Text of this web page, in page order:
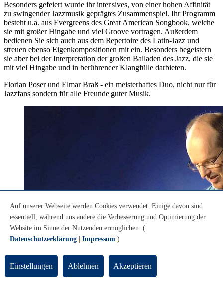
Besonders gefeiert wurde ihr intensives, von einer hohen Affinität
zu swingender Jazzmusik geprägtes Zusammenspiel. Ihr Programm
besteht u.a. aus Evergreens des Great American Songbook, welche
sie mit großer Hingabe und viel Groove vortragen. Außerdem
bedienen Sie sich auch aus dem Repertoire des Latin-Jazz und
streuen ebenso Eigenkompositionen mit ein. Besonders begeistern
sie aber bei der Interpretation der großen Balladen des Jazz, die sie
mit viel Hingabe und in berührender Klangfülle darbieten.
Florian Poser und Elmar Braß - ein meisterhaftes Duo, nicht nur für
Jazzfans sondern für alle Freunde guter Musik.
Auf unserer Webseite werden Cookies verwendet. Einige davon sind
essentiell, während uns andere die Verbesserung und Optimierung der
Website im Sinne der Nutzenden ermöglichen. (
Datenschutzerklärung
Impressum )
Einstellungen Ablehnen Akzeptieren